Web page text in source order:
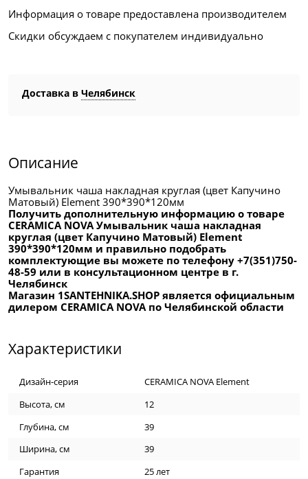
Информация о товаре предоставлена производителем
Скидки обсуждаем с покупателем индивидуально
Доставка в Челябинск
Описание
Умывальник чаша накладная круглая (цвет Капучино
Матовый) Element 390*390*120мм
Получить дополнительную информацию о товаре
CERAMICA NOVA Умывальник чаша накладная
круглая (цвет Капучино Матовый) Element
390*390*120мм и правильно подобрать
комплектующие вы можете по телефону +7(351)750-
48-59 или в консультационном центре в г.
Челябинск
Магазин 1SANTEHNIKA.SHOP является официальным
дилером CERAMICA NOVA по Челябинской области
Характеристики
Дизайн-серия
CERAMICA NOVA Element
Высота, см
12
Глубина, см
39
Ширина, см
39
Гарантия
25 лет